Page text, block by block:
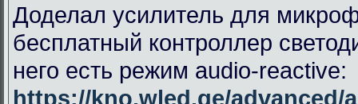
Доделал усилитель для
бесплатный контроллер
него есть режим audio-reactive:
https://kno.wled.ge/advanced/